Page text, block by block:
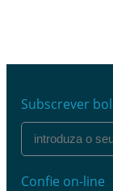
Subscrever
Confie on-line